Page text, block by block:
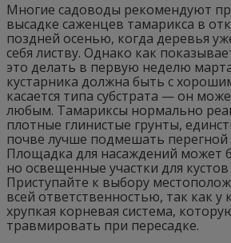
Многие садоводы рекомендуют
высадке саженцев тамарикса в
поздней осенью, когда деревья
себя листву. Однако как
это делать в первую неделю
кустарника должна быть с
касается типа субстрата — он
любым. Тамариксы нормально
плотные глинистые грунты,
почве лучше подмешать
Площадка для насаждений может
но освещенные участки для
Приступайте к выбору
всей ответственностью, так как
хрупкая корневая система,
травмировать при пересадке.